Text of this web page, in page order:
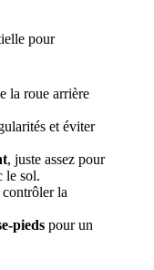
pour
la roue arrière
et éviter
, juste assez pour
le sol.
la
pieds pour un